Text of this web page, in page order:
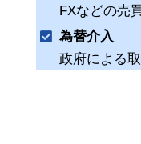
FXなどの売
為替介入
政府による取